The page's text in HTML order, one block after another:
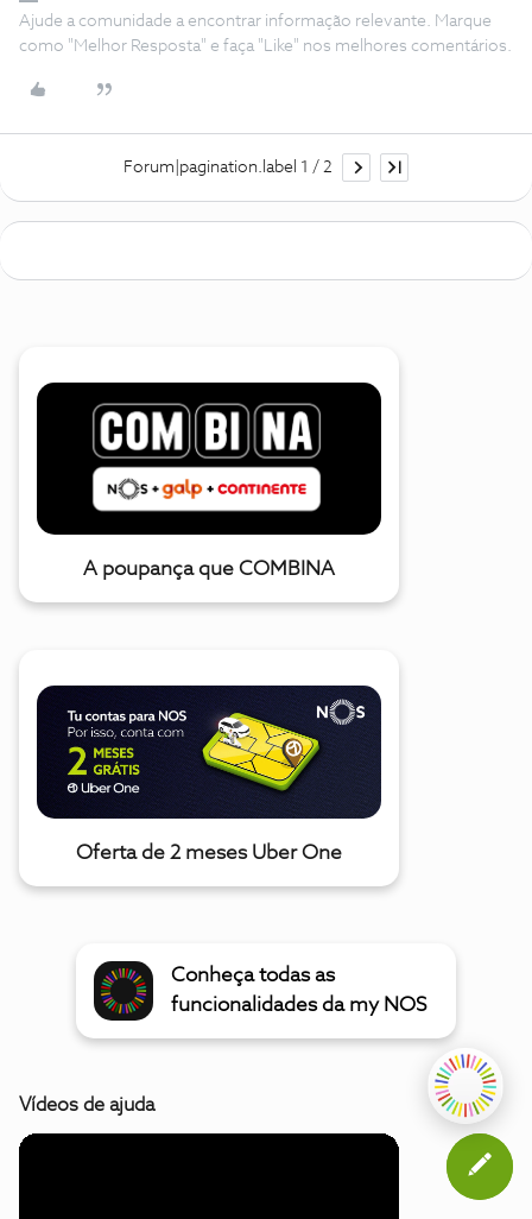
Ajude a comunidade a encontrar informação relevante. Marque
como "Melhor Resposta" e faça "Like" nos melhores comentários.
Forum|pagination.label 1 / 2
A poupança que COMBINA
Oferta de 2 meses Uber One
Conheça todas as
funcionalidades da my NOS
Vídeos de ajuda